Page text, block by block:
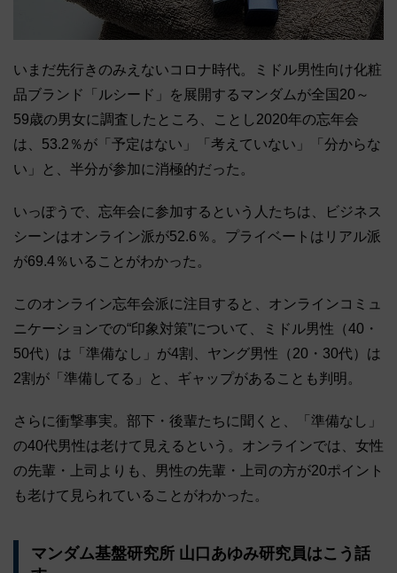
いまだ先行きのみえないコロナ時代。ミドル男性向け化粧
品ブランド「ルシード」を展開するマンダムが全国20～
59歳の男女に調査したところ、ことし2020年の忘年会
は、53.2％が「予定はない」「考えていない」「分からな
い」と、半分が参加に消極的だった。
いっぽうで、忘年会に参加するという人たちは、ビジネス
シーンはオンライン派が52.6％。プライベートはリアル派
が69.4％いることがわかった。
このオンライン忘年会派に注目すると、オンラインコミュ
ニケーションでの“印象対策”について、ミドル男性（40・
50代）は「準備なし」が4割、ヤング男性（20・30代）は
2割が「準備してる」と、ギャップがあることも判明。
さらに衝撃事実。部下・後輩たちに聞くと、「準備なし」
の40代男性は老けて見えるという。オンラインでは、女性
の先輩・上司よりも、男性の先輩・上司の方が20ポイント
も老けて見られていることがわかった。
マンダム基盤研究所 山口あゆみ研究員はこう話